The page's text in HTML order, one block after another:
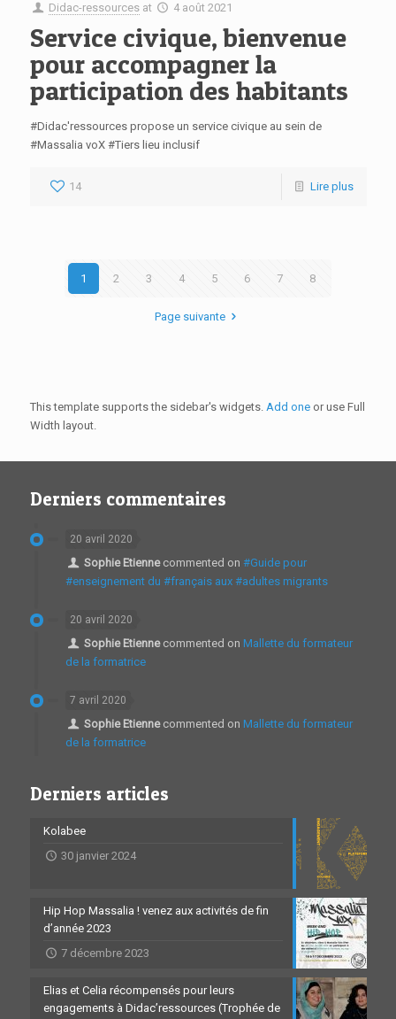
Didac-ressources at 4 août 2021
Service civique, bienvenue
pour accompagner la
participation des habitants
#Didac'ressources propose un service civique au sein de
#Massalia voX #Tiers lieu inclusif
14 Lire plus
1 2 3 4 5 6 7 8
Page suivante
This template supports the sidebar's widgets. Add oneor use Full
Width layout.
Derniers commentaires
20 avril 2020
Sophie Etiennecommented on #Guide pour
#enseignement du #français aux #adultes migrants
20 avril 2020
Sophie Etiennecommented on Mallette du formateur
de la formatrice
7 avril 2020
Sophie Etiennecommented on Mallette du formateur
de la formatrice
Derniers articles
Kolabee
30 janvier 2024
Hip Hop Massalia ! venez aux activités de fin
d’année 2023
7 décembre 2023
Elias et Celia récompensés pour leurs
engagements à Didac’ressources (Trophée de